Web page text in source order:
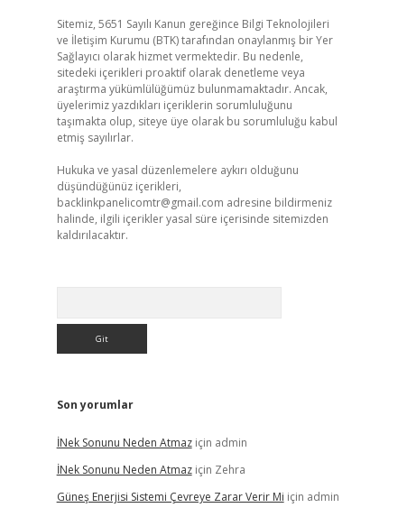
Sitemiz, 5651 Sayılı Kanun gereğince Bilgi Teknolojileri
ve İletişim Kurumu (BTK) tarafından onaylanmış bir Yer
Sağlayıcı olarak hizmet vermektedir. Bu nedenle,
sitedeki içerikleri proaktif olarak denetleme veya
araştırma yükümlülüğümüz bulunmamaktadır. Ancak,
üyelerimiz yazdıkları içeriklerin sorumluluğunu
taşımakta olup, siteye üye olarak bu sorumluluğu kabul
etmiş sayılırlar.
Hukuka ve yasal düzenlemelere aykırı olduğunu
düşündüğünüz içerikleri,
backlinkpanelicomtr@gmail.com adresine bildirmeniz
halinde, ilgili içerikler yasal süre içerisinde sitemizden
kaldırılacaktır.
Son yorumlar
İNek Sonunu Neden Atmaziçin admin
İNek Sonunu Neden Atmaziçin Zehra
Güneş Enerjisi Sistemi Çevreye Zarar Verir Mi için admin